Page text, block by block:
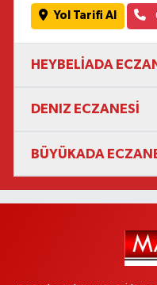
Yol Tarifi Al
HEYBELİADA
DENIZ ECZANESİ
BÜYÜKADA